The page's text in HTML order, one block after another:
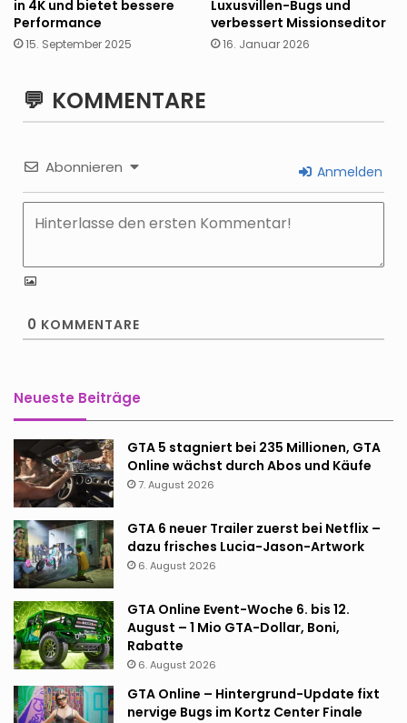
in 4K und bietet bessere
Performance
15. September 2025
Luxusvillen-Bugs und
verbessert Missionseditor
16. Januar 2026
KOMMENTARE
Abonnieren Anmelden
0 KOMMENTARE
Neueste Beiträge
GTA 5 stagniert bei 235 Millionen, GTA
Online wächst durch Abos und Käufe
7. August 2026
GTA 6 neuer Trailer zuerst bei Netflix –
dazu frisches Lucia-Jason-Artwork
6. August 2026
GTA Online Event-Woche 6. bis 12.
August – 1 Mio GTA-Dollar, Boni,
Rabatte
6. August 2026
GTA Online – Hintergrund-Update fixt
nervige Bugs im Kortz Center Finale